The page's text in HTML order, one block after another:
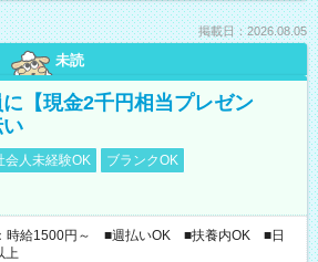
掲載日：2026.08.05
未読
【現金2千円相当プレゼン
い
会人未経験OK
ブランクOK
時給1500円～ ■週払いOK ■扶養内OK ■日
上